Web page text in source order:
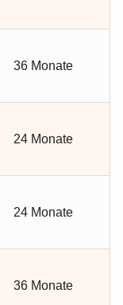
36 Monate
24 Monate
24 Monate
36 Monate